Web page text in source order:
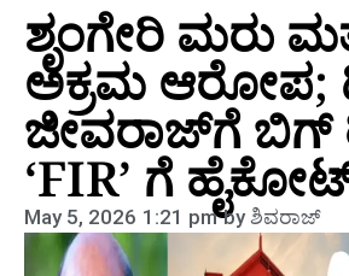
ಶೃಂಗೇರಿ ಮರು
ಅಕ್ರಮ ಆರೋಪ;
ಜೀವರಾಜ್‌ಗೆ ಬಿಗ್
‘FIR’ ಗೆ
May 5, 2026 1:21 pm byಶಿವರಾಜ್